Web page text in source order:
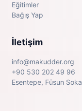
Eğitimler
Bağış Yap
İletişim
info@makudder.org
+90 530 202 49 96
Esentepe, Füsun